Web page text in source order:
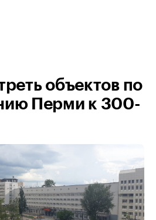
объектов по
Перми к 300-